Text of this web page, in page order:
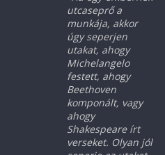
utcaseprő a
munkája, akkor
úgy seperjen
utakat, ahogy
Michelangelo
festett, ahogy
Beethoven
komponált, vagy
ahogy
Shakespeare írt
verseket. Olyan jól